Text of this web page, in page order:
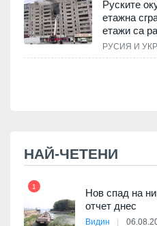
Руските
етажна
етажи са
РУСИЯ И
НАЙ-ЧЕТЕНИ
1
Нов спад на
отчет днес
Видин